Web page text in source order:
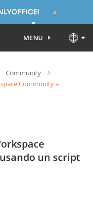
MENU
Community
Community a
un script